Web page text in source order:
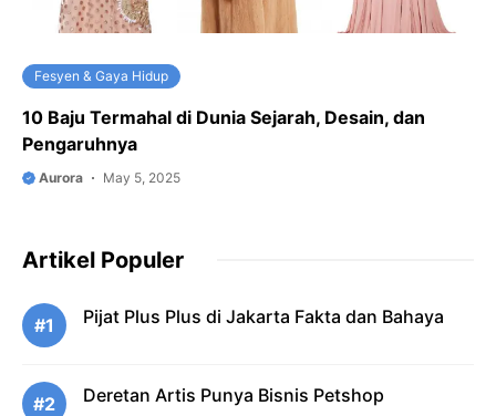
Fesyen & Gaya Hidup
10 Baju Termahal di Dunia Sejarah, Desain, dan
Pengaruhnya
Aurora May 5, 2025
Artikel Populer
#1 Pijat Plus Plus di Jakarta Fakta dan Bahaya
#2 Deretan Artis Punya Bisnis Petshop